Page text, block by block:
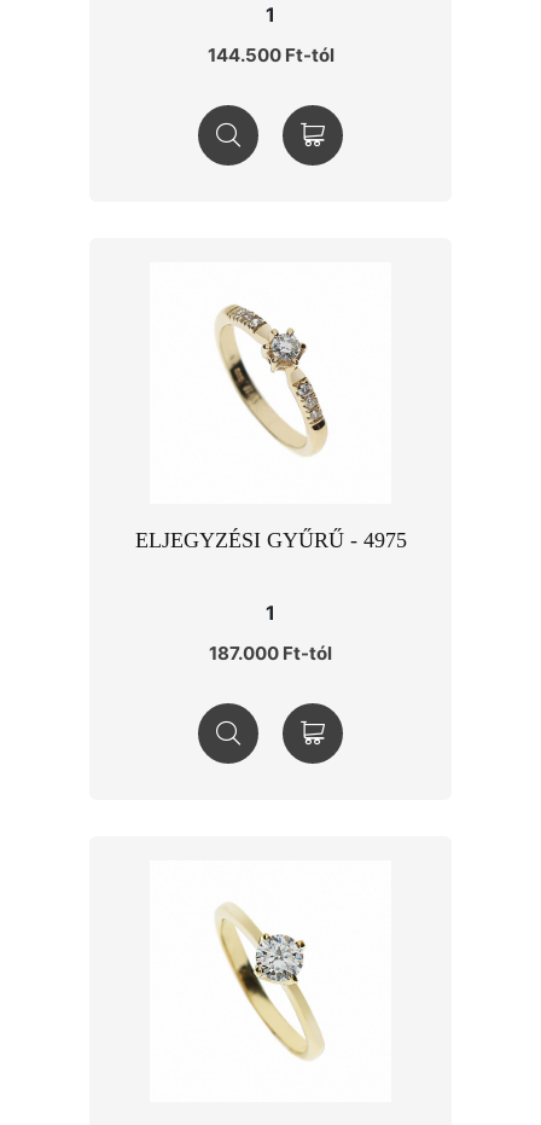
1
144.500 Ft-tól
ELJEGYZÉSI GYŰRŰ - 4975
1
187.000 Ft-tól